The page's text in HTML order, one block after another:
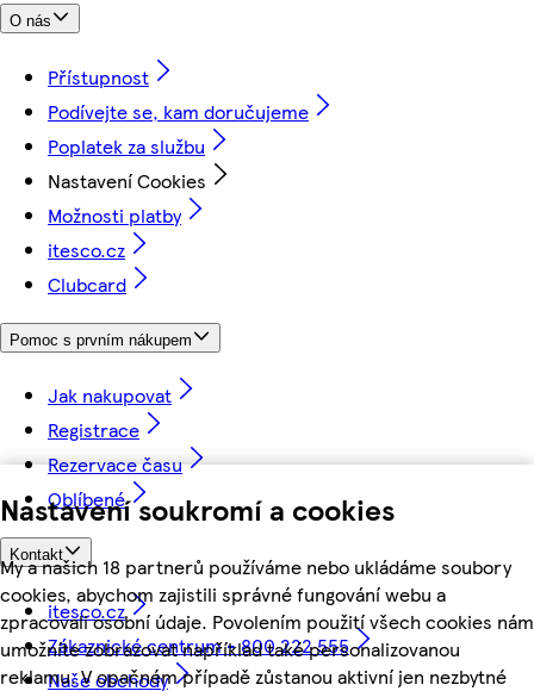
Nastavení soukromí a cookies
My a našich 18 partnerů používáme nebo ukládáme soubory
cookies, abychom zajistili správné fungování webu a
zpracovali osobní údaje. Povolením použití všech cookies nám
umožníte zobrazovat například také personalizovanou
reklamu. V opačném případě zůstanou aktivní jen nezbytné
O nás
Přístupnost
Podívejte se, kam doručujeme
Poplatek za službu
Nastavení Cookies
Možnosti platby
itesco.cz
Clubcard
Pomoc s prvním nákupem
Jak nakupovat
Registrace
Rezervace času
Oblíbené
Kontakt
itesco.cz
Zákaznické centrum - 800 222 555
Naše obchody